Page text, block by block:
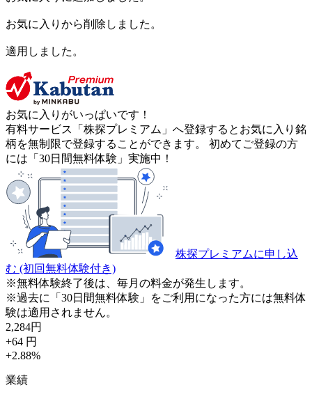
お気に入りから削除しました。
適用しました。
お気に入りがいっぱいです！
有料サービス「株探プレミアム」へ登録するとお気に入り銘
柄を無制限で登録することができます。 初めてご登録の方
には「30日間無料体験」実施中！
株探プレミアムに申し込
む (初回無料体験付き)
※無料体験終了後は、毎月の料金が発生します。
※過去に「30日間無料体験」をご利用になった方には無料体
験は適用されません。
2,284円
+64 円
+2.88%
業績